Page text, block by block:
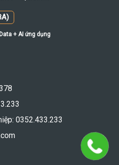
+ AI ứng dụng
0352.433.233